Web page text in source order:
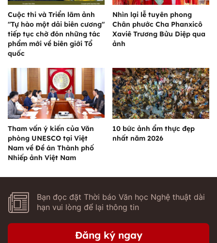
Cuộc thi và Triển lãm ảnh
"Tự hào một dải biên cương"
tiếp tục chờ đón những tác
phẩm mới về biên giới Tổ
quốc
Nhìn lại lễ tuyên phong
Chân phước Cha Phanxicô
Xaviê Trương Bửu Diệp qua
ảnh
Tham vấn ý kiến của Văn
phòng UNESCO tại Việt
Nam về Đề án Thành phố
Nhiếp ảnh Việt Nam
10 bức ảnh ẩm thực đẹp
nhất năm 2026
Bạn đọc đặt Thời báo Văn học Nghệ thuật dài
hạn vui lòng để lại thông tin
Đăng ký ngay